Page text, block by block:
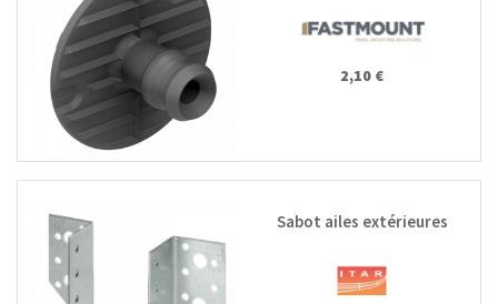
2,10 €
Sabot ailes extérieures